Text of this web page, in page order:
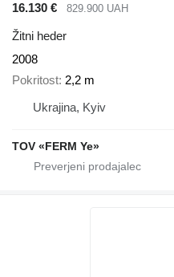
16.130 €
829.900 UAH
Žitni heder
2008
Pokritost 2,2 m
Ukrajina, Kyiv
TOV «FERM Ye»